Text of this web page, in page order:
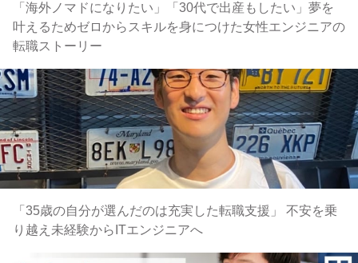
「海外ノマドになりたい」「30代で出産もしたい」夢を
叶えるためゼロからスキルを身につけた女性エンジニアの
転職ストーリー
「35歳の自分が選んだのは充実した転職支援」 不安を乗
り越え未経験からITエンジニアへ